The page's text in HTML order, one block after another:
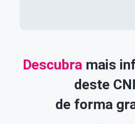
Descubramais
deste
de forma